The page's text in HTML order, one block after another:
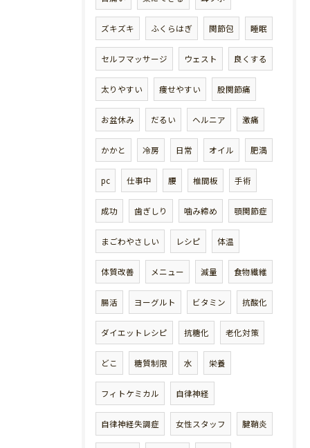
ズキズキ ふくらはぎ 関節包 睡眠
セルフマッサージ ウェスト 良くする
太りやすい 痩せやすい 股関節痛
お盆休み だるい ヘルニア 激痛
かかと 冷房 日常 オイル 肥満
pc 仕事中 腰 椎間板 手術
成功 歯ぎしり 噛み締め 顎関節症
まごわやさしい レシピ 体温
体質改善 メニュー 減量 食物繊維
腸活 ヨーグルト ビタミン 抗酸化
ダイエットレシピ 抗糖化 老化対策
どこ 糖質制限 水 栄養
フィトケミカル 自律神経
自律神経失調症 女性スタッフ 腱鞘炎